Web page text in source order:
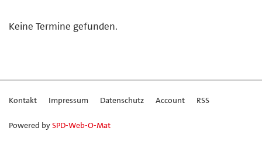
Keine Termine gefunden.
Kontakt Impressum Datenschutz Account RSS
Powered bySPD-Web-O-Mat